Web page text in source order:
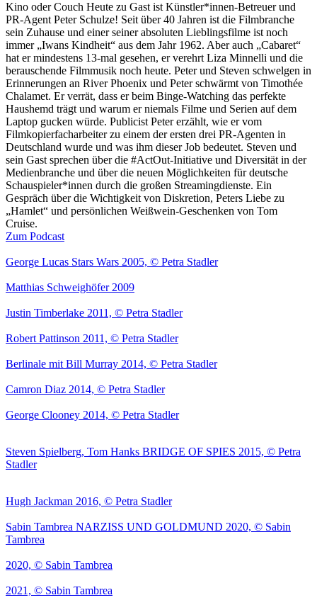
Kino oder Couch Heute zu Gast ist Künstler*innen-Betreuer und
PR-Agent Peter Schulze! Seit über 40 Jahren ist die Filmbranche
sein Zuhause und einer seiner absoluten Lieblingsfilme ist noch
immer „Iwans Kindheit“ aus dem Jahr 1962. Aber auch „Cabaret“
hat er mindestens 13-mal gesehen, er verehrt Liza Minnelli und die
berauschende Filmmusik noch heute. Peter und Steven schwelgen in
Erinnerungen an River Phoenix und Peter schwärmt von Timothée
Chalamet. Er verrät, dass er beim Binge-Watching das perfekte
Haushemd trägt und warum er niemals Filme und Serien auf dem
Laptop gucken würde. Publicist Peter erzählt, wie er vom
Filmkopierfacharbeiter zu einem der ersten drei PR-Agenten in
Deutschland wurde und was ihm dieser Job bedeutet. Steven und
sein Gast sprechen über die #ActOut-Initiative und Diversität in der
Medienbranche und über die neuen Möglichkeiten für deutsche
Schauspieler*innen durch die großen Streamingdienste. Ein
Gespräch über die Wichtigkeit von Diskretion, Peters Liebe zu
„Hamlet“ und persönlichen Weißwein-Geschenken von Tom
Cruise.
Zum Podcast
George Lucas Stars Wars 2005, © Petra Stadler
Matthias Schweighöfer 2009
Justin Timberlake 2011, © Petra Stadler
Robert Pattinson 2011, © Petra Stadler
Berlinale mit Bill Murray 2014, © Petra Stadler
Camron Diaz 2014, © Petra Stadler
George Clooney 2014, © Petra Stadler
Steven Spielberg, Tom Hanks BRIDGE OF SPIES 2015, © Petra
Stadler
Hugh Jackman 2016, © Petra Stadler
Sabin Tambrea NARZISS UND GOLDMUND 2020, © Sabin
Tambrea
2020, © Sabin Tambrea
2021, © Sabin Tambrea